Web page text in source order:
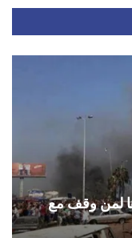
لمن وقف مع